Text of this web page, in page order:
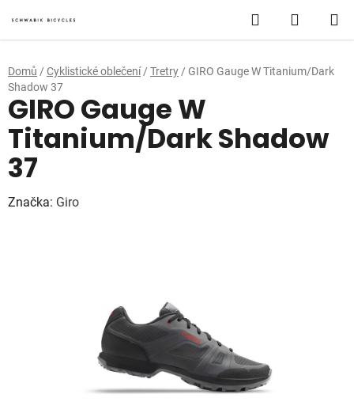
na
obsah
Hledat
KOŠÍK
Domů / Cyklistické oblečení / Tretry / GIRO Gauge W Titanium/Dark
Shadow 37
GIRO Gauge W
Titanium/Dark Shadow
37
Značka: Giro